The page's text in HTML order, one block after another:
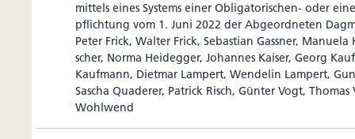
mit­tels eines Sys­tems einer Obli­ga­to­ri­schen- oder
pflich­tung vom 1. Juni 2022 der Abge­ord­neten
Peter Frick, Walter Frick, Sebas­tian Gassner,
scher, Norma Hei­degger, Johannes Kaiser, Georg
Kauf­mann, Dietmar Lam­pert, Wen­delin Lam­pert,
Sascha Qua­derer, Patrick Risch, Günter Vogt,
Wohlwend